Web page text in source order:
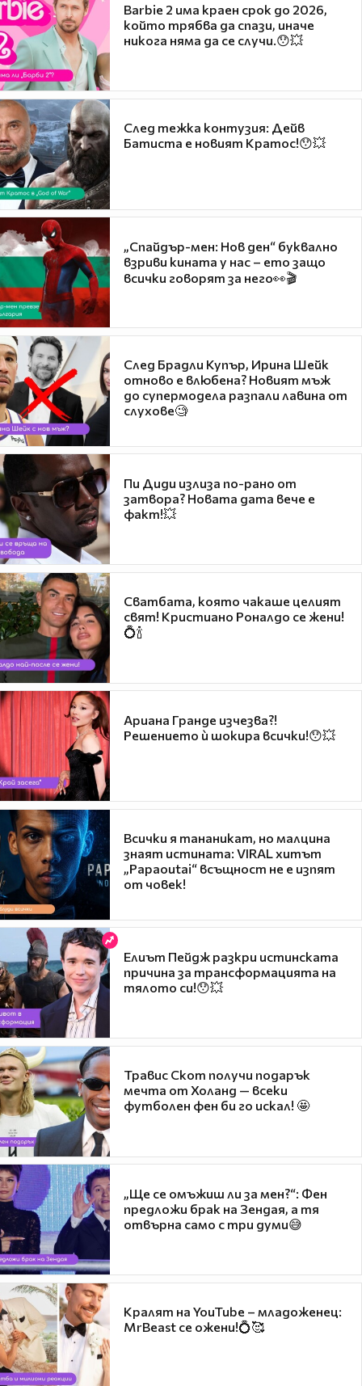
Barbie 2 има краен срок до 2026,
който трябва да спази, иначе
никога няма да се случи.😯💥
След тежка контузия: Дейв
Батиста е новият Кратос!😯💥
„Спайдър-мен: Нов ден“ буквално
взриви кината у нас – ето защо
всички говорят за него👀🎬
След Брадли Купър, Ирина Шейк
отново е влюбена? Новият мъж
до супермодела разпали лавина от
слухове🧐
Пи Диди излиза по-рано от
затвора? Новата дата вече е
факт!💥
Сватбата, която чакаше целият
свят! Кристиано Роналдо се жени!
💍🍾
Ариана Гранде изчезва?!
Решението ѝ шокира всички!😯💥
Всички я тананикат, но малцина
знаят истината: VIRAL хитът
„Papaoutai“ всъщност не е изпят
от човек!
Елиът Пейдж разкри истинската
причина за трансформацията на
тялото си!😯💥
Травис Скот получи подарък
мечта от Холанд — всеки
футболен фен би го искал! 🤩
„Ще се омъжиш ли за мен?“: Фен
предложи брак на Зендая, а тя
отвърна само с три думи😅
Кралят на YouTube – младоженец:
MrBeast се ожени!💍🥰